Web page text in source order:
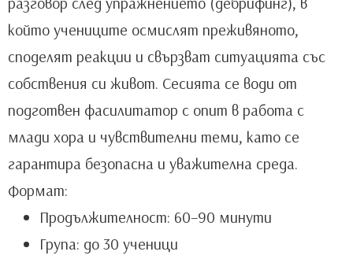
който учениците осмислят преживяното,
споделят реакции и свързват ситуацията със
собствения си живот. Сесията се води от
подготвен фасилитатор с опит в работа с
млади хора и чувствителни теми, като се
гарантира безопасна и уважителна среда.
Формат:
Продължителност: 60–90 минути
Група: до 30 ученици